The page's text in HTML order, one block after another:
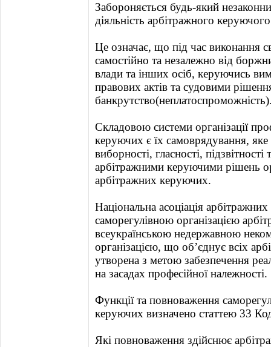
Забороняється будь-який
діяльність арбітражного
Це означає, що під час виконання
самостійно та незалежно від
влади та інших осіб, керуючись
правових актів та судовими
Складовою системи організації
керуючих є їх самоврядування,
виборності, гласності,
арбітражними керуючими рішень
арбітражних керуючих.
Національна асоціація
саморегулівною організацією
всеукраїнською недержавною
організацією, що об’єднує всіх
утворена з метою забезпечення
на засадах професійної належності.
Функції та повноваження
керуючих визначено статтею 33
Які повноваження здійснює